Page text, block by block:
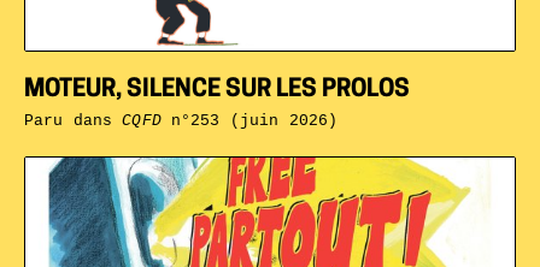
MOTEUR, SILENCE SUR LES PROLOS
Paru dansCQFDn°253 (juin 2026)